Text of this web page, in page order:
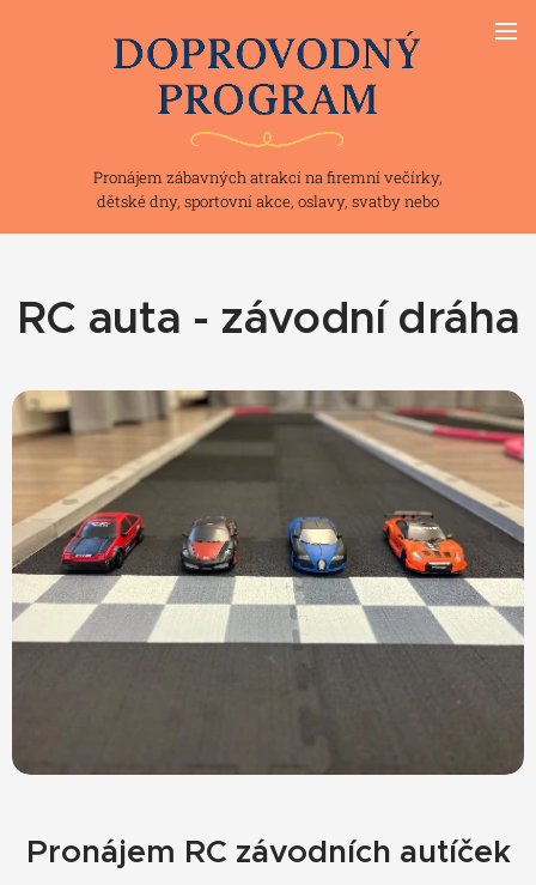
Pronájem zábavných atrakcí na firemní večírky,
dětské dny, sportovní akce, oslavy, svatby nebo
RC auta - závodní dráha
Pronájem RC závodních autíček